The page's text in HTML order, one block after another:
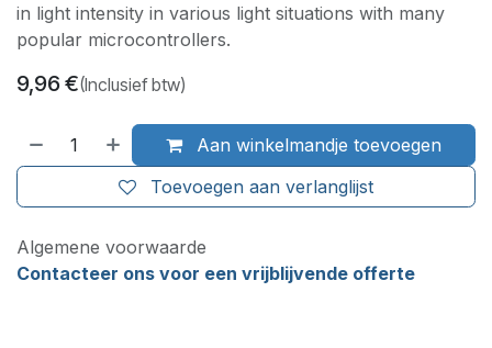
in light intensity in various light situations with many
popular microcontrollers.
9,96 €(Inclusief btw)
Aan winkelmandje toevoegen
Toevoegen aan verlanglijst
Algemene voorwaarde
Contacteer ons voor een vrijblijvende offerte